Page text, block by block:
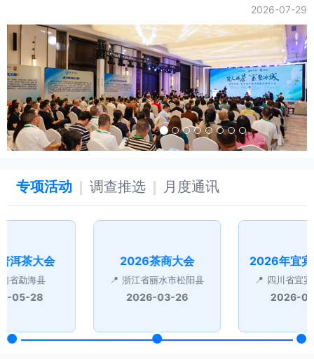
2026-07-29
【青年茶人说】王海龙：以青春守匠心，以创新赴茶程
2026-07-28
《新式茶饮 东方味道》全网火热发售！
2026-07-27
2026-07-26
线上会员服务周 | 一对一精准对接，高效响应会员需求
专项活动 调查推选 月度通讯
洱茶大会
省勐海县
05-28
2026茶商大会
浙江省丽水市松阳县
2026-03-26
四川省宜
2026-